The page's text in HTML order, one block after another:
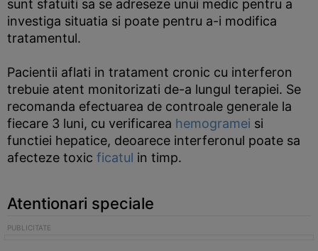
sunt sfatuiti sa se adreseze unui medic pentru a
investiga situatia si poate pentru a-i modifica
tratamentul.
Pacientii aflati in tratament cronic cu interferon
trebuie atent monitorizati de-a lungul terapiei. Se
recomanda efectuarea de controale generale la
fiecare 3 luni, cu verificarea hemogramei si
functiei hepatice, deoarece interferonul poate sa
afecteze toxic ficatul in timp.
Atentionari speciale